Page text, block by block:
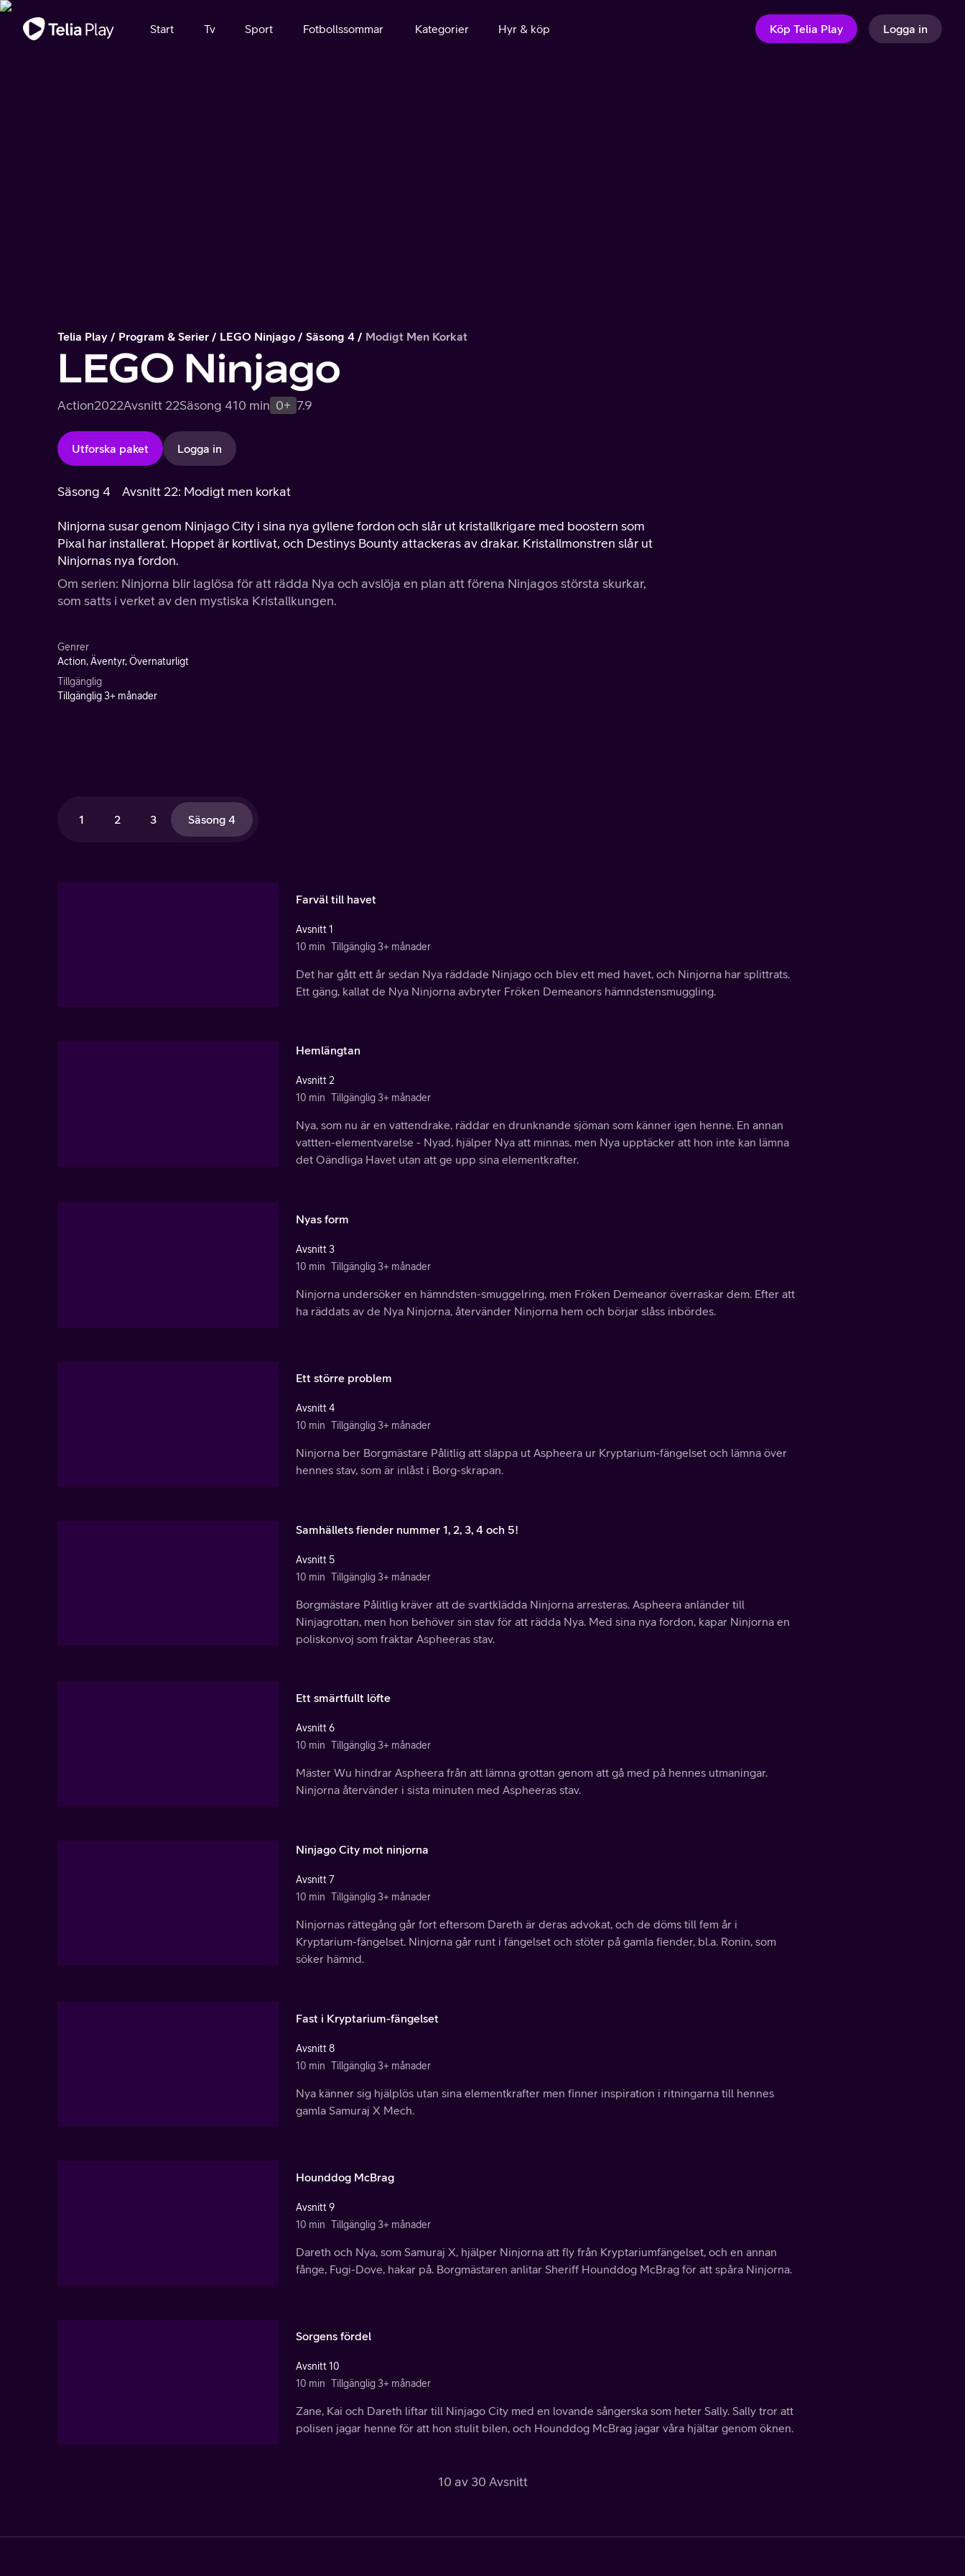
Viktigt meddelande
Start Tv Sport Fotbollssommar Kategorier Hyr & köp Köp Telia Play Logga in
Telia Play Program & Serier LEGO Ninjago Säsong 4 Modigt Men Korkat
LEGO Ninjago
Action2022Avsnitt 22Säsong 410 min 0+ 7.9
Utforska paket Logga in
Säsong 4 Avsnitt 22: Modigt men korkat
Ninjorna susar genom Ninjago City i sina nya gyllene fordon och slår ut kristallkrigare med boostern som
Pixal har installerat. Hoppet är kortlivat, och Destinys Bounty attackeras av drakar. Kristallmonstren slår ut
Ninjornas nya fordon.
Om serien: Ninjorna blir laglösa för att rädda Nya och avslöja en plan att förena Ninjagos största skurkar,
som satts i verket av den mystiska Kristallkungen.
Genrer
Action, Äventyr, Övernaturligt
Tillgänglig
Tillgänglig 3+ månader
1 2 3 Säsong 4
Farväl till havet
Avsnitt 1
10 min Tillgänglig 3+ månader
Det har gått ett år sedan Nya räddade Ninjago och blev ett med havet, och Ninjorna har splittrats.
Ett gäng, kallat de Nya Ninjorna avbryter Fröken Demeanors hämndstensmuggling.
Hemlängtan
Avsnitt 2
10 min Tillgänglig 3+ månader
Nya, som nu är en vattendrake, räddar en drunknande sjöman som känner igen henne. En annan
vattten-elementvarelse - Nyad, hjälper Nya att minnas, men Nya upptäcker att hon inte kan lämna
det Oändliga Havet utan att ge upp sina elementkrafter.
Nyas form
Avsnitt 3
10 min Tillgänglig 3+ månader
Ninjorna undersöker en hämndsten-smuggelring, men Fröken Demeanor överraskar dem. Efter att
ha räddats av de Nya Ninjorna, återvänder Ninjorna hem och börjar slåss inbördes.
Ett större problem
Avsnitt 4
10 min Tillgänglig 3+ månader
Ninjorna ber Borgmästare Pålitlig att släppa ut Aspheera ur Kryptarium-fängelset och lämna över
hennes stav, som är inlåst i Borg-skrapan.
Samhällets fiender nummer 1, 2, 3, 4 och 5!
Avsnitt 5
10 min Tillgänglig 3+ månader
Borgmästare Pålitlig kräver att de svartklädda Ninjorna arresteras. Aspheera anländer till
Ninjagrottan, men hon behöver sin stav för att rädda Nya. Med sina nya fordon, kapar Ninjorna en
poliskonvoj som fraktar Aspheeras stav.
Ett smärtfullt löfte
Avsnitt 6
10 min Tillgänglig 3+ månader
Mäster Wu hindrar Aspheera från att lämna grottan genom att gå med på hennes utmaningar.
Ninjorna återvänder i sista minuten med Aspheeras stav.
Ninjago City mot ninjorna
Avsnitt 7
10 min Tillgänglig 3+ månader
Ninjornas rättegång går fort eftersom Dareth är deras advokat, och de döms till fem år i
Kryptarium-fängelset. Ninjorna går runt i fängelset och stöter på gamla fiender, bl.a. Ronin, som
söker hämnd.
Fast i Kryptarium-fängelset
Avsnitt 8
10 min Tillgänglig 3+ månader
Nya känner sig hjälplös utan sina elementkrafter men finner inspiration i ritningarna till hennes
gamla Samuraj X Mech.
Hounddog McBrag
Avsnitt 9
10 min Tillgänglig 3+ månader
Dareth och Nya, som Samuraj X, hjälper Ninjorna att fly från Kryptariumfängelset, och en annan
fånge, Fugi-Dove, hakar på. Borgmästaren anlitar Sheriff Hounddog McBrag för att spåra Ninjorna.
Sorgens fördel
Avsnitt 10
10 min Tillgänglig 3+ månader
Zane, Kai och Dareth liftar till Ninjago City med en lovande sångerska som heter Sally. Sally tror att
polisen jagar henne för att hon stulit bilen, och Hounddog McBrag jagar våra hjältar genom öknen.
10 av 30 Avsnitt